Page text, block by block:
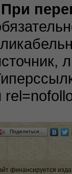
При
Поделиться…
финансируется